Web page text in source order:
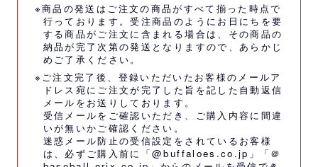
※商品の発送はご注文の商品がすべて揃った時点で
行っております。受注商品のようにお日にちを要
する商品がご注文に含まれる場合は、その商品の
納品が完了次第の発送となりますので、あらかじ
めご了承ください。
※ご注文完了後、登録いただいたお客様のメールア
ドレス宛にご注文が完了した旨を記した自動返信
メールをお送りしております。
受信メールをご確認いただき、ご購入内容に間違
いが無いかご確認ください。
迷惑メール防止の受信設定をされているお客様
は、必ずご購入前に「@buffaloes.co.jp」「＠